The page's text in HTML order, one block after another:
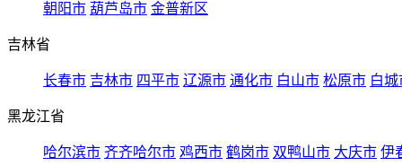
朝阳市 葫芦岛市 金普新区
吉林省
长春市 吉林市 四平市 辽源市 通化市 白山市 松原市 白城
黑龙江省
哈尔滨市 齐齐哈尔市 鸡西市 鹤岗市 双鸭山市 大庆市 伊